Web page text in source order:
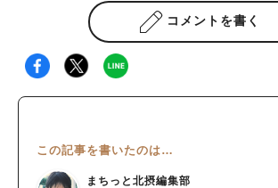
コメントを書く
この記事を書いたのは…
まちっと北摂編集部